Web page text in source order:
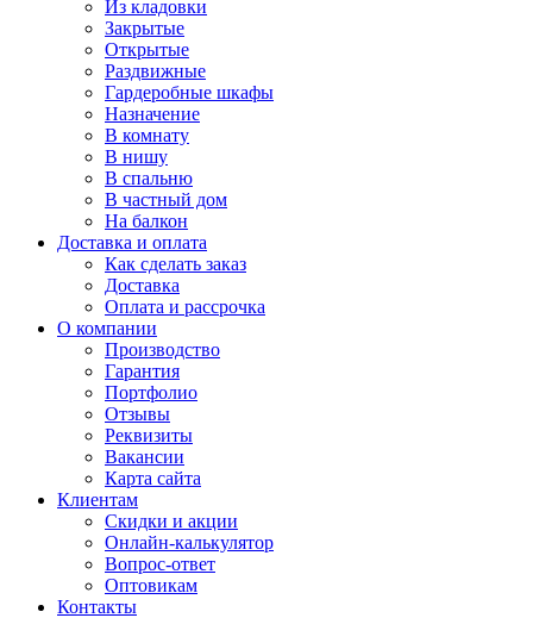
Из кладовки
Закрытые
Открытые
Раздвижные
Гардеробные шкафы
Назначение
В комнату
В нишу
В спальню
В частный дом
На балкон
Доставка и оплата
Как сделать заказ
Доставка
Оплата и рассрочка
О компании
Производство
Гарантия
Портфолио
Отзывы
Реквизиты
Вакансии
Карта сайта
Клиентам
Скидки и акции
Онлайн-калькулятор
Вопрос-ответ
Оптовикам
Контакты